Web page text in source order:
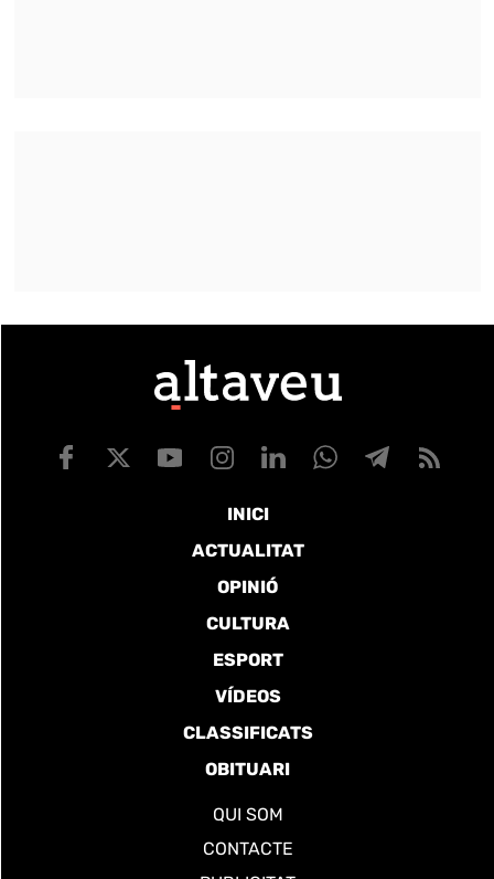
INICI
ACTUALITAT
OPINIÓ
CULTURA
ESPORT
VÍDEOS
CLASSIFICATS
OBITUARI
QUI SOM
CONTACTE